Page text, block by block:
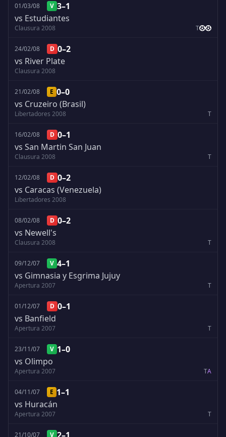
01/03/08 V 3–1
vs Estudiantes
Clausura 2008 T
24/02/08 D 0–2
vs River Plate
Clausura 2008
21/02/08 E 0–0
vs Cruzeiro (Brasil)
Libertadores 2008 T
16/02/08 D 0–1
vs San Martin San Juan
Clausura 2008 T
12/02/08 D 0–2
vs Caracas (Venezuela)
Libertadores 2008
08/02/08 D 0–2
vs Newell's
Clausura 2008 T
09/12/07 V 4–1
vs Gimnasia y Esgrima Jujuy
Apertura 2007 T
01/12/07 D 0–1
vs Banfield
Apertura 2007 T
23/11/07 V 1–0
vs Olimpo
Apertura 2007 TA
04/11/07 E 1–1
vs Huracán
Apertura 2007 T
21/10/07 V